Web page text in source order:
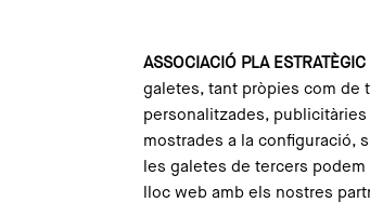
motiu, que la visió compartida de futur
que formen part de l’Agenda és un
de la seva situació
estalvi, confort i salut. “Una
a la neutralitat climàtica com a la
F. Pinto , membre del gabinet tècnic
Compromís Metropolità 2030.
ASSOCIACIÓ PLA
galetes, tant pròpies com de
personalitzades,
mostrades a la configuració,
les galetes de tercers
lloc web amb els nostres